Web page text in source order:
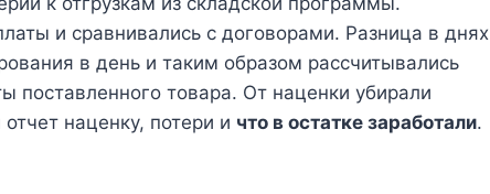
и сравнивались с договорами. Разница в днях
в день и таким образом рассчитывались
поставленного товара. От наценки убирали
наценку, потери и что в остатке заработали.